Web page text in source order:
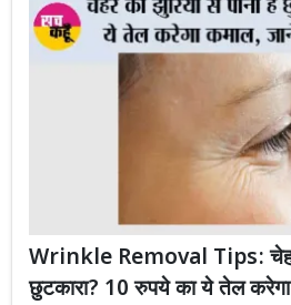
Wrinkle Removal Tips: चेहरे
छुटकारा? 10 रुपये का ये तेल